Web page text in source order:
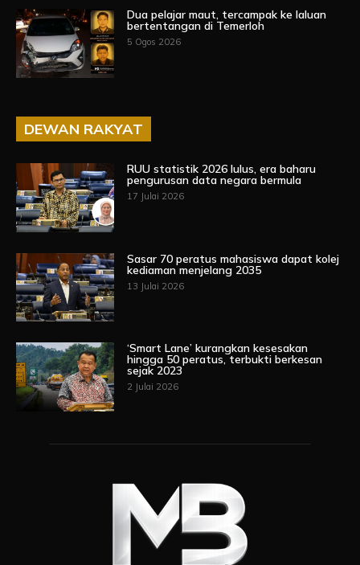
Dua pelajar maut, tercampak ke laluan
bertentangan di Temerloh
5 Ogos 2026
DEWAN RAKYAT
RUU statistik 2026 lulus, era baharu
pengurusan data negara bermula
17 Julai 2026
Sasar 70 peratus mahasiswa dapat kolej
kediaman menjelang 2035
13 Julai 2026
‘Smart Lane’ kurangkan kesesakan
hingga 50 peratus, terbukti berkesan
sejak 2023
2 Julai 2026